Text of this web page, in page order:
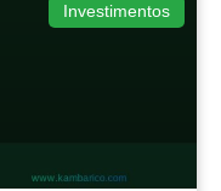
Investimentos